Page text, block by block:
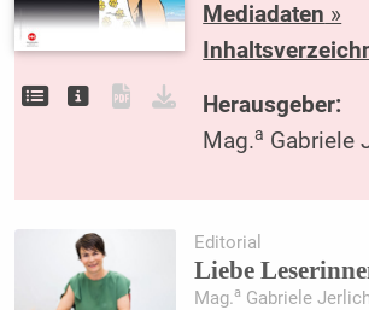
Mediadaten »
Herausgeber:
Mag.a Gabriele
Editorial
Liebe
Mag.a Gabriele